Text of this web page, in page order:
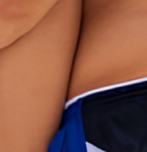
Sie die Teststelle mit dem
Suchen Sie nach Verfärbungen.